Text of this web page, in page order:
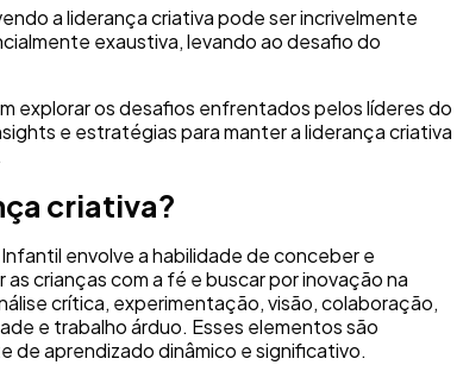
a liderança criativa pode ser incrivelmente
exaustiva, levando ao desafio do
explorar os desafios enfrentados pelos líderes do
e estratégias para manter a liderança criativa
criativa?
envolve a habilidade de conceber e
crianças com a fé e buscar por inovação na
crítica, experimentação, visão, colaboração,
e trabalho árduo. Esses elementos são
de aprendizado dinâmico e significativo.